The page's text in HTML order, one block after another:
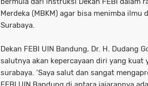
Merdeka (MBKM) agar bisa menimba ilmu
Surabaya.
Dekan FEBI UIN Bandung, Dr. H. Dudang
salutnya akan kepercayaan diri yang kuat
surabaya. ‘Saya salut dan sangat